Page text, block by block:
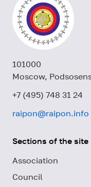
101000
Moscow,
+7 (495) 748 31 24
raipon@raipon.info
Sections of the site
Association
Council